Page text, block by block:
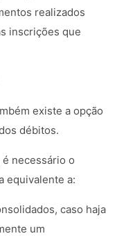
realizados
inscrições que
existe a opção
débitos.
é necessário o
equivalente a:
caso haja
um